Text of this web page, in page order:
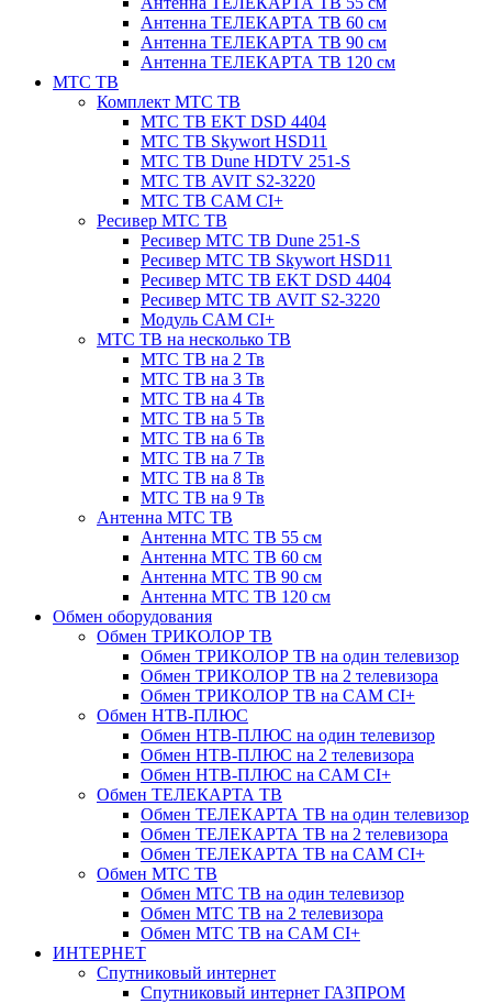
Антенна ТЕЛЕКАРТА ТВ 60 см
Антенна ТЕЛЕКАРТА ТВ 90 см
Антенна ТЕЛЕКАРТА ТВ 120 см
МТС ТВ
Комплект МТС ТВ
МТС ТВ EKT DSD 4404
МТС ТВ Skywort HSD11
МТС ТВ Dune HDTV 251-S
МТС ТВ AVIT S2-3220
МТС ТВ CAM CI+
Ресивер МТС ТВ
Ресивер МТС ТВ Dune 251-S
Ресивер МТС ТВ Skywort HSD11
Ресивер МТС ТВ EKT DSD 4404
Ресивер МТС ТВ AVIT S2-3220
Модуль CAM CI+
МТС ТВ на несколько ТВ
МТС ТВ на 2 Тв
МТС ТВ на 3 Тв
МТС ТВ на 4 Тв
МТС ТВ на 5 Тв
МТС ТВ на 6 Тв
МТС ТВ на 7 Тв
МТС ТВ на 8 Тв
МТС ТВ на 9 Тв
Антенна МТС ТВ
Антенна МТС ТВ 55 см
Антенна МТС ТВ 60 см
Антенна МТС ТВ 90 см
Антенна МТС ТВ 120 см
Обмен оборудования
Обмен ТРИКОЛОР ТВ
Обмен ТРИКОЛОР ТВ на один телевизор
Обмен ТРИКОЛОР ТВ на 2 телевизора
Обмен ТРИКОЛОР ТВ на CAM CI+
Обмен НТВ-ПЛЮС
Обмен НТВ-ПЛЮС на один телевизор
Обмен НТВ-ПЛЮС на 2 телевизора
Обмен НТВ-ПЛЮС на CAM CI+
Обмен ТЕЛЕКАРТА ТВ
Обмен ТЕЛЕКАРТА ТВ на один телевизор
Обмен ТЕЛЕКАРТА ТВ на 2 телевизора
Обмен ТЕЛЕКАРТА ТВ на CAM CI+
Обмен МТС ТВ
Обмен МТС ТВ на один телевизор
Обмен МТС ТВ на 2 телевизора
Обмен МТС ТВ на CAM CI+
ИНТЕРНЕТ
Спутниковый интернет
Спутниковый интернет ГАЗПРОМ